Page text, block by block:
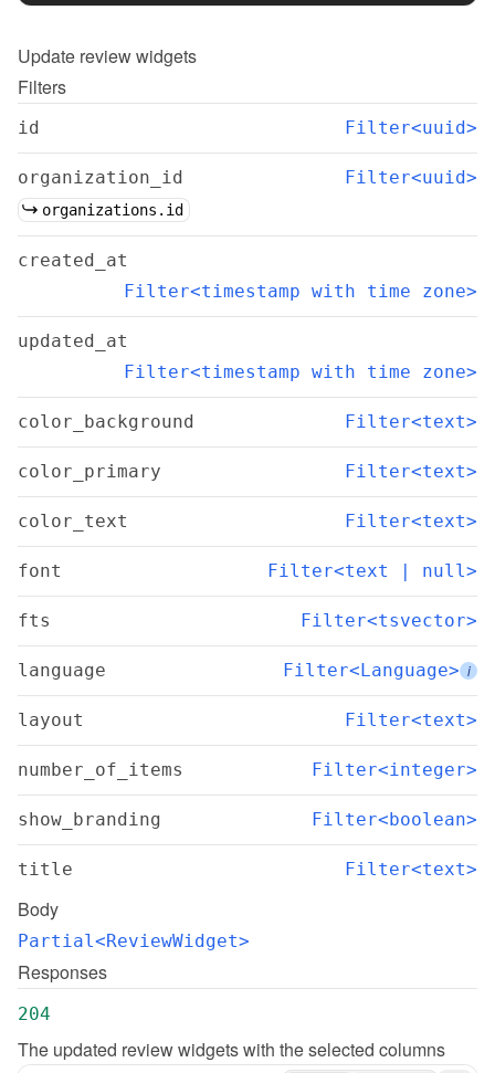
Update review widgets
Filters
id Filter<uuid>
organization_id Filter<uuid>
organizations.id
created_at
Filter<timestamp with time zone>
updated_at
Filter<timestamp with time zone>
color_background Filter<text>
color_primary Filter<text>
color_text Filter<text>
font Filter<text | null>
fts Filter<tsvector>
language Filter<Language> i
layout Filter<text>
number_of_items Filter<integer>
show_branding Filter<boolean>
title Filter<text>
Body
Partial<ReviewWidget>
Responses
204
The updated review widgets with the selected columns